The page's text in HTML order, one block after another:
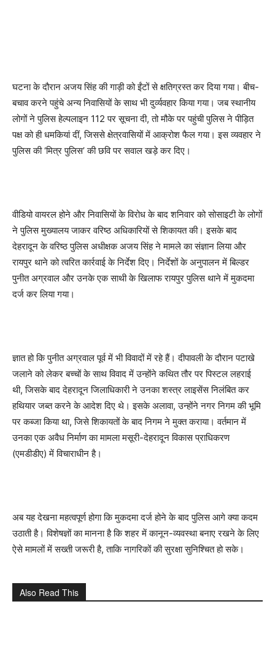
घटना के दौरान अजय सिंह की गाड़ी को ईंटों से क्षतिग्रस्त कर दिया गया। बीच-
बचाव करने पहुंचे अन्य निवासियों के साथ भी दुर्व्यवहार किया गया। जब स्थानीय
लोगों ने पुलिस हेल्पलाइन 112 पर सूचना दी, तो मौके पर पहुंची पुलिस ने पीड़ित
पक्ष को ही धमकियां दीं, जिससे क्षेत्रवासियों में आक्रोश फैल गया। इस व्यवहार ने
पुलिस की ‘मित्र पुलिस’ की छवि पर सवाल खड़े कर दिए।
वीडियो वायरल होने और निवासियों के विरोध के बाद शनिवार को सोसाइटी के लोगों
ने पुलिस मुख्यालय जाकर वरिष्ठ अधिकारियों से शिकायत की। इसके बाद
देहरादून के वरिष्ठ पुलिस अधीक्षक अजय सिंह ने मामले का संज्ञान लिया और
रायपुर थाने को त्वरित कार्रवाई के निर्देश दिए। निर्देशों के अनुपालन में बिल्डर
पुनीत अग्रवाल और उनके एक साथी के खिलाफ रायपुर पुलिस थाने में मुकदमा
दर्ज कर लिया गया।
ज्ञात हो कि पुनीत अग्रवाल पूर्व में भी विवादों में रहे हैं। दीपावली के दौरान पटाखे
जलाने को लेकर बच्चों के साथ विवाद में उन्होंने कथित तौर पर पिस्टल लहराई
थी, जिसके बाद देहरादून जिलाधिकारी ने उनका शस्त्र लाइसेंस निलंबित कर
हथियार जब्त करने के आदेश दिए थे। इसके अलावा, उन्होंने नगर निगम की भूमि
पर कब्जा किया था, जिसे शिकायतों के बाद निगम ने मुक्त कराया। वर्तमान में
उनका एक अवैध निर्माण का मामला मसूरी-देहरादून विकास प्राधिकरण
(एमडीडीए) में विचाराधीन है।
अब यह देखना महत्वपूर्ण होगा कि मुकदमा दर्ज होने के बाद पुलिस आगे क्या कदम
उठाती है। विशेषज्ञों का मानना है कि शहर में कानून-व्यवस्था बनाए रखने के लिए
ऐसे मामलों में सख्ती जरूरी है, ताकि नागरिकों की सुरक्षा सुनिश्चित हो सके।
Also Read This